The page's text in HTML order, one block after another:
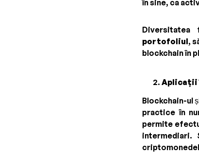
în sine, ca
Diversitatea
portofoliul,
blockchain în
Aplicații
Blockchain-ul
practice în
permite
intermediari.